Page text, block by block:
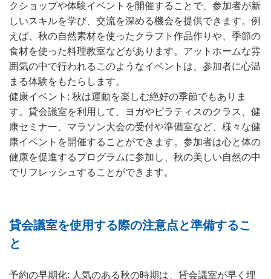
クショップや体験イベントを開催することで、参加者が新
しいスキルを学び、交流を深める機会を提供できます。例
えば、秋の自然素材を使ったクラフト作品作りや、季節の
食材を使った料理教室などがあります。アットホームな雰
囲気の中で行われるこのようなイベントは、参加者に心温
まる体験をもたらします。
健康イベント: 秋は運動を楽しむ絶好の季節でもありま
す。貸会議室を利用して、ヨガやピラティスのクラス、健
康セミナー、マラソン大会の受付や準備室など、様々な健
康イベントを開催することができます。参加者は心と体の
健康を促進するプログラムに参加し、秋の美しい自然の中
でリフレッシュすることができます。
貸会議室を使用する際の注意点と準備するこ
と
予約の早期化: 人気のある秋の時期は、貸会議室が早く埋